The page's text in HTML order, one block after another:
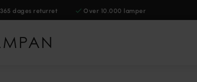
365 dages returret Over 10.000 lamper